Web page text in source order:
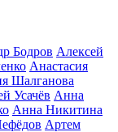
Бодров Алексей
Анастасия
Шалганова
Усачёв Анна
Анна Никитина
Артем